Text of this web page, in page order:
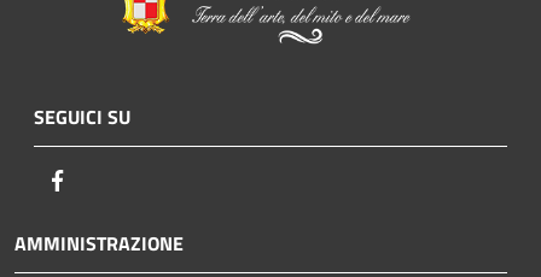
SEGUICI SU
AMMINISTRAZIONE